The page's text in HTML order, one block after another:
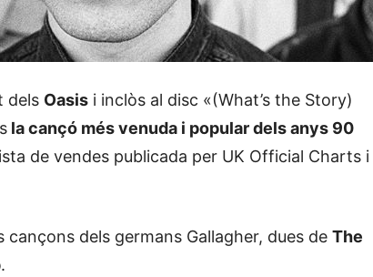
dels Oasis i inclòs al disc «(What’s the Story)
la cançó més venuda i popular dels anys 90
de vendes publicada per UK Official Charts i
dels germans Gallagher, dues de The
.